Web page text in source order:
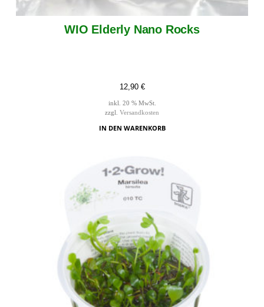
WIO Elderly Nano Rocks
12,90 €
inkl. 20 % MwSt.
zzgl. Versandkosten
IN DEN WARENKORB